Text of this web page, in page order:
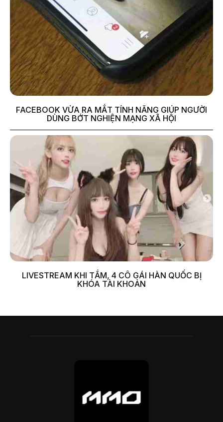
FACEBOOK VỪA RA MẮT TÍNH NĂNG GIÚP NGƯỜI
DÙNG BỚT NGHIỆN MẠNG XÃ HỘI
LIVESTREAM KHI TẮM, 4 CÔ GÁI HÀN QUỐC BỊ
KHÓA TÀI KHOẢN